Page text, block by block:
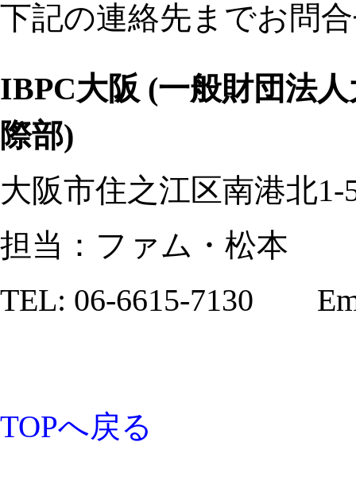
下記の連絡先までお問
IBPC大阪 (一般財団法
際部)
大阪市住之江区南港北1-
担当：ファム・松本
TEL: 06-6615-7130
TOPへ戻る